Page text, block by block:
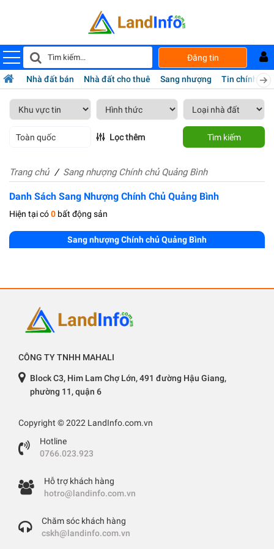
Đăng tin
Nhà đất bán Nhà đất cho thuê Sang nhượng Tin chính chủ
Toàn quốc Lọc thêm Tìm kiếm
Trang chủ Sang nhượng Chính chủ Quảng Bình
Danh Sách Sang Nhượng Chính Chủ Quảng Bình
Hiện tại có0 bất động sản
Sang nhượng Chính chủ Quảng Bình
CÔNG TY TNHH MAHALI
Block C3, Him Lam Chợ Lớn, 491 đường Hậu Giang,
phường 11, quận 6
Copyright © 2022 LandInfo.com.vn
Hotline
0766.023.923
Hỗ trợ khách hàng
hotro@landinfo.com.vn
Chăm sóc khách hàng
cskh@landinfo.com.vn